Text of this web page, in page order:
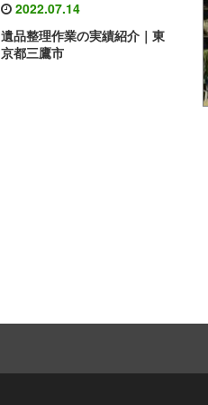
2022.07.14
遺品整理作業の実績紹介｜東
京都三鷹市